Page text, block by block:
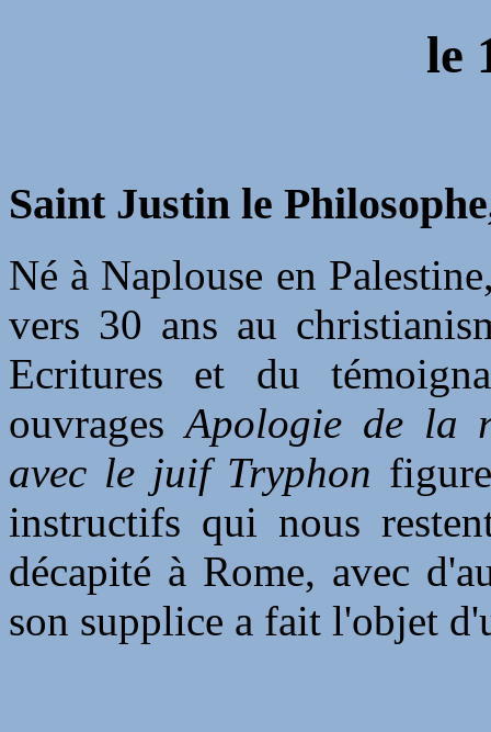
le
Saint Justin le
Né à Naplouse en
vers 30 ans au
Ecritures et du
ouvrages Apologie de la
avec le juif Tryphon
instructifs qui nous
décapité à Rome, avec
son supplice a fait l'objet